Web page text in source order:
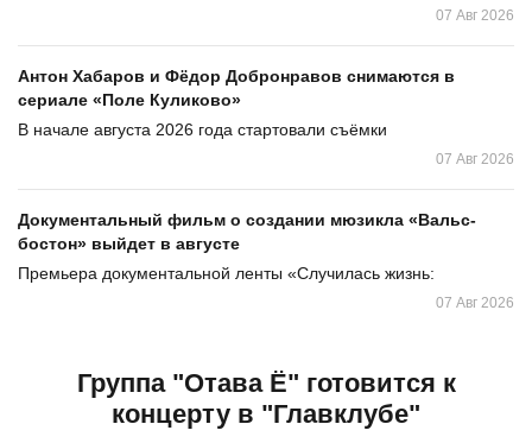
07 Авг 2026
Антон Хабаров и Фёдор Добронравов снимаются в
сериале «Поле Куликово»
В начале августа 2026 года стартовали съёмки
07 Авг 2026
Документальный фильм о создании мюзикла «Вальс-
бостон» выйдет в августе
Премьера документальной ленты «Случилась жизнь:
07 Авг 2026
Группа "Отава Ё" готовится к
концерту в "Главклубе"